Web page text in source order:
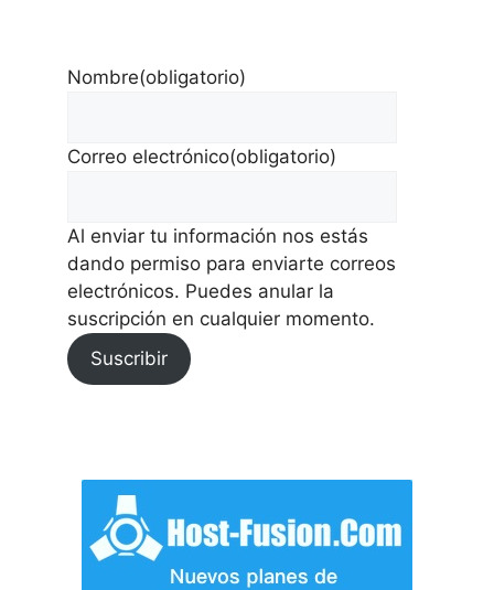
Nombre(obligatorio)
Correo electrónico(obligatorio)
Al enviar tu información nos estás
dando permiso para enviarte correos
electrónicos. Puedes anular la
suscripción en cualquier momento.
Suscribir